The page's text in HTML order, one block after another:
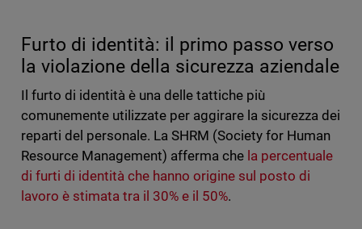
Furto di identità: il primo passo verso
la violazione della sicurezza aziendale
Il furto di identità è una delle tattiche più
comunemente utilizzate per aggirare la sicurezza dei
reparti del personale. La SHRM (Society for Human
Resource Management) afferma che la percentuale
di furti di identità che hanno origine sul posto di
lavoro è stimata tra il 30% e il 50%.